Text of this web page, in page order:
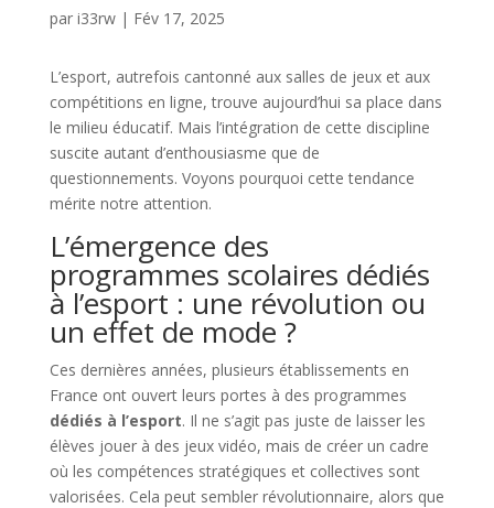
par i33rw| Fév 17, 2025
L’esport, autrefois cantonné aux salles de jeux et aux
compétitions en ligne, trouve aujourd’hui sa place dans
le milieu éducatif. Mais l’intégration de cette discipline
suscite autant d’enthousiasme que de
questionnements. Voyons pourquoi cette tendance
mérite notre attention.
L’émergence des
programmes scolaires dédiés
à l’esport : une révolution ou
un effet de mode ?
Ces dernières années, plusieurs établissements en
France ont ouvert leurs portes à des programmes
dédiés à l’esport. Il ne s’agit pas juste de laisser les
élèves jouer à des jeux vidéo, mais de créer un cadre
où les compétences stratégiques et collectives sont
valorisées. Cela peut sembler révolutionnaire, alors que